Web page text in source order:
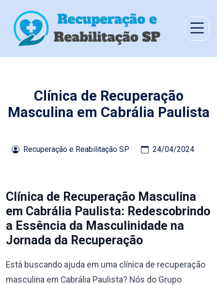
Clínica de Recuperação
Masculina em Cabrália Paulista
Recuperação e Reabilitação SP 24/04/2024
Clínica de Recuperação Masculina
em Cabrália Paulista: Redescobrindo
a Essência da Masculinidade na
Jornada da Recuperação
Está buscando ajuda em uma clínica de recuperação
masculina em Cabrália Paulista? Nós do Grupo